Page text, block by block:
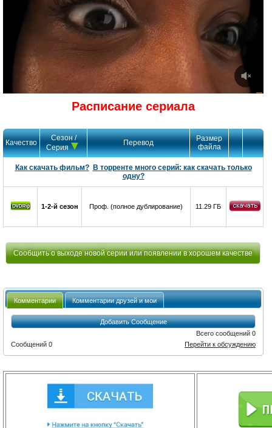
Расписание сериала
Качество
Сезон /
Серия
Перевод
Размер
файла
Как скачать фильм?
В торренте много серий: как скачать только
одну?
1-2-й сезон Проф. (полное дублирование) 11.29 ГБ
Сообщить о выходе новой серии или появлении в хорошем качестве
Комментарии Комментарии друзей и мои
Добавить Сообщение
Всего сообщений 0
Сообщений 0
Перейти к обсуждению